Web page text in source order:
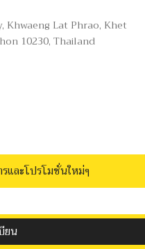
Khwaeng Lat Phrao, Khet
10230, Thailand
และโปรโมชั่นใหม่ๆ